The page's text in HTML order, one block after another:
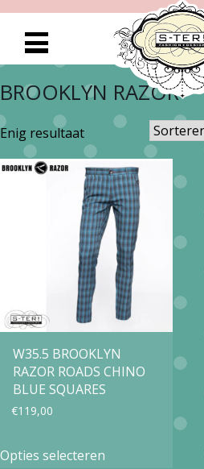
BROOKLYN RAZOR
Enig resultaat
W35.5 BROOKLYN
RAZOR ROADS CHINO
BLUE SQUARES
€119,00
Opties selecteren